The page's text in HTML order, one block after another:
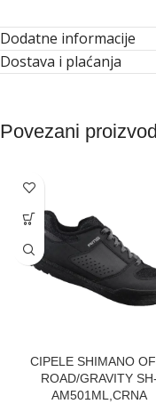
Dodatne informacije
Dostava i plaćanja
Povezani
CIPELE SHIMANO
ROAD/GRAVITY SH-
AM501ML,CRNA